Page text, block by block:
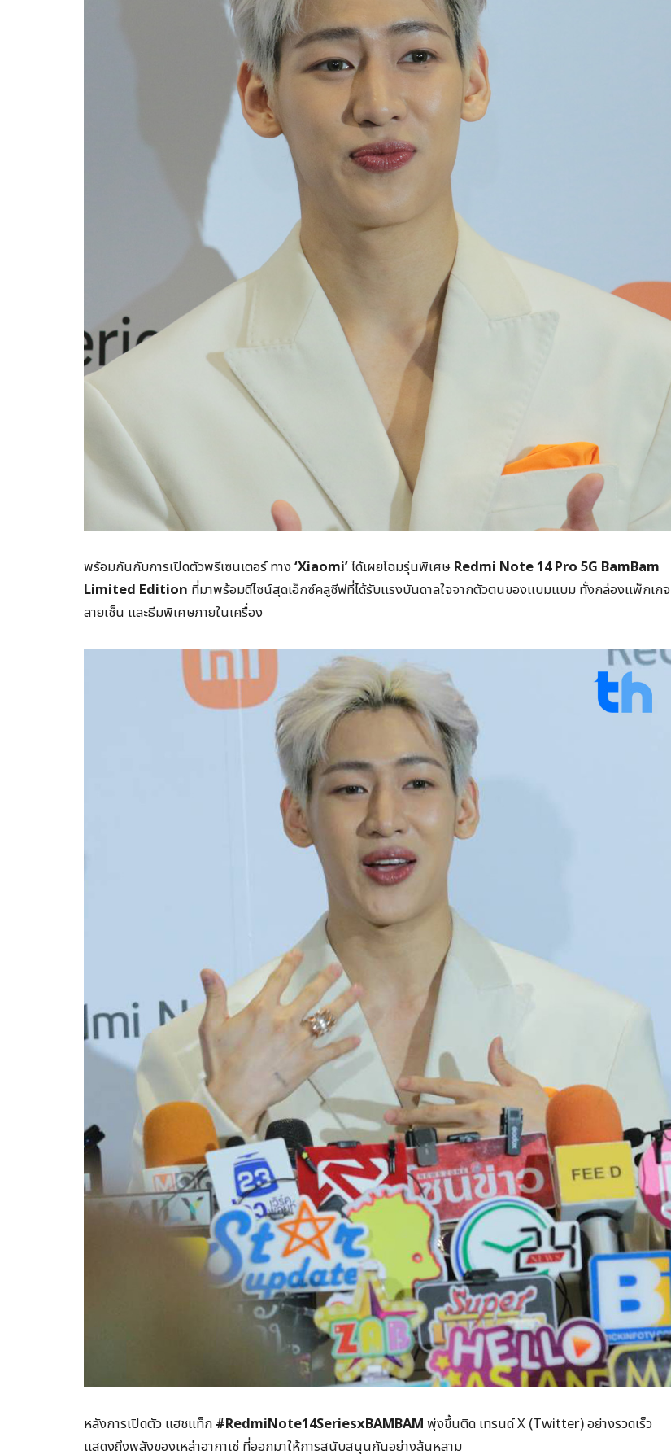
พร้อมกันกับการเปิดตัวพรีเซนเตอร์ ทาง‘Xiaomi’ได้เผยโฉมรุ่นพิเศษ Redmi Note 14 Pro 5G BamBam
Limited Edition ที่มาพร้อมดีไซน์สุดเอ็กซ์คลูซีฟที่ได้รับแรงบันดาลใจจากตัวตนของแบมแบม ทั้งกล่องแพ็กเกจ
ลายเซ็น และธีมพิเศษภายในเครื่อง
หลังการเปิดตัว แฮชแท็ก #RedmiNote14SeriesxBAMBAM พุ่งขึ้นติด เทรนด์ X (Twitter) อย่างรวดเร็ว
แสดงถึงพลังของเหล่าอากาเซ่ ที่ออกมาให้การสนับสนุนกันอย่างล้นหลาม